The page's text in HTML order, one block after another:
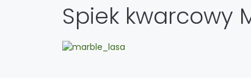
Spiek kwarcowy